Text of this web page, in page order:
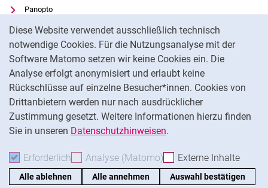
Diese Website verwendet ausschließlich technisch
notwendige Cookies. Für die Nutzungsanalyse mit der
Software Matomo setzen wir keine Cookies ein. Die
Analyse erfolgt anonymisiert und erlaubt keine
Rückschlüsse auf einzelne Besucher*innen. Cookies von
Drittanbietern werden nur nach ausdrücklicher
Zustimmung gesetzt. Weitere Informationen hierzu finden
Sie in unseren Datenschutzhinweisen.
Erforderlich Erforderliche Cookies akzeptieren
Analyse (Matomo) Analyse-Cookies
Externe Inhalte
Alle ablehnen Alle annehmen Auswahl bestätigen
Panopto
Datenschutz
Barrierefreiheit
Transparenter KI-Einsatz
Impressum
Externer Link: Universität Kassel auf
Facebook(öffnet neues Fenster)
Externer Link: Universität Kassel auf
Instagram (öffnet neues Fenster)